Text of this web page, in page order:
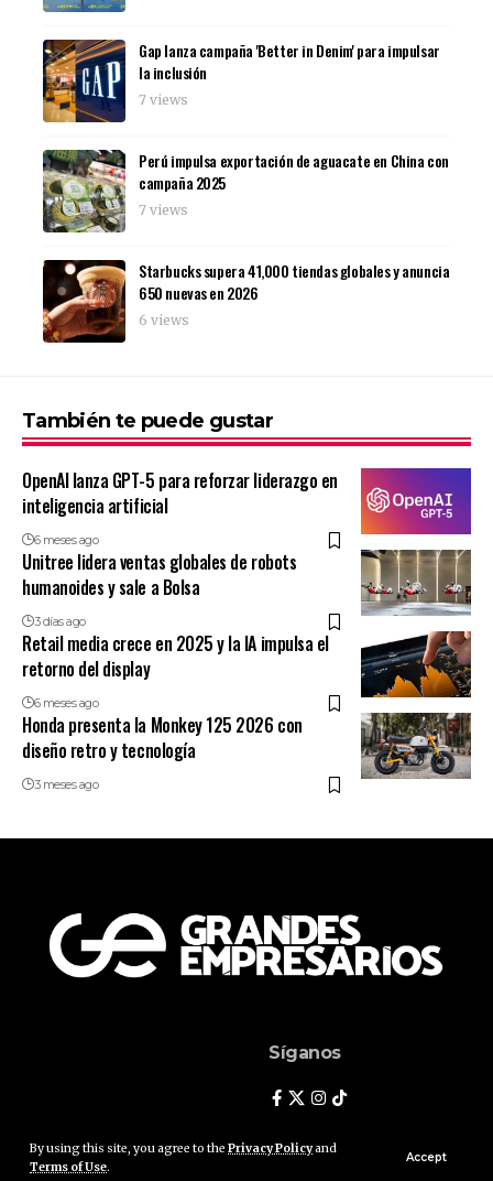
By using this site, you agree to the Privacy Policyand
Terms of Use.
Accept
Gap lanza campaña 'Better in Denim' para impulsar
la inclusión
7 views
Perú impulsa exportación de aguacate en China con
campaña 2025
7 views
Starbucks supera 41,000 tiendas globales y anuncia
650 nuevas en 2026
6 views
También te puede gustar
OpenAI lanza GPT-5 para reforzar liderazgo en
inteligencia artificial
6 meses ago
Unitree lidera ventas globales de robots
humanoides y sale a Bolsa
3 días ago
Retail media crece en 2025 y la IA impulsa el
retorno del display
6 meses ago
Honda presenta la Monkey 125 2026 con
diseño retro y tecnología
3 meses ago
Síganos
© Grandes Empresarios. Reservados Todos Los Derechos.